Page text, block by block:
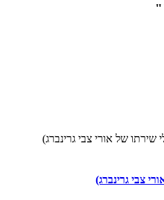
של אורי צבי גרינברג)
צבי גרינברג)